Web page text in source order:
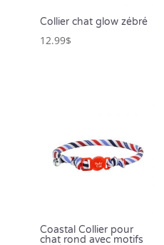
Collier chat glow zébré
12.99$
Coastal Collier pour
chat rond avec motifs